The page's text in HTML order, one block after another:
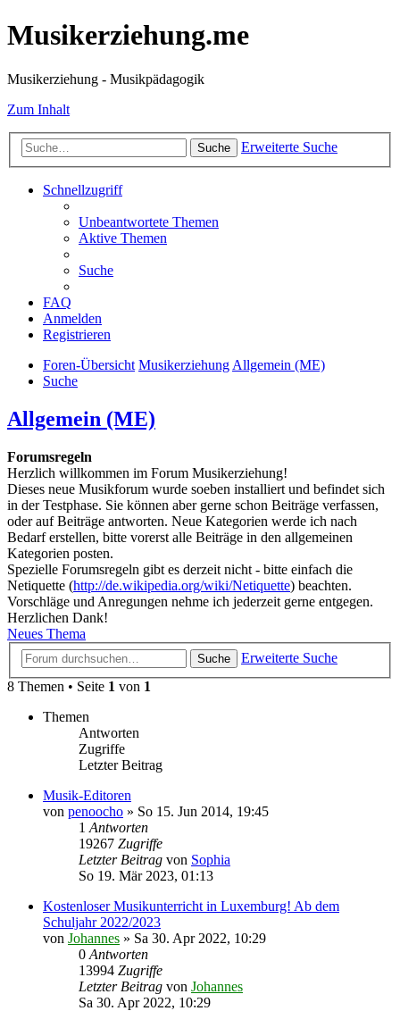
Musikerziehung.me
Musikerziehung - Musikpädagogik
Zum Inhalt
Suche Erweiterte Suche
Schnellzugriff
Unbeantwortete Themen
Aktive Themen
Suche
FAQ
Anmelden
Registrieren
Foren-Übersicht MusikerziehungAllgemein (ME)
Suche
Allgemein (ME)
Forumsregeln
Herzlich willkommen im Forum Musikerziehung!
Dieses neue Musikforum wurde soeben installiert und befindet sich
in der Testphase. Sie können aber gerne schon Beiträge verfassen,
oder auf Beiträge antworten. Neue Kategorien werde ich nach
Bedarf erstellen, bitte vorerst alle Beiträge in den allgemeinen
Kategorien posten.
Spezielle Forumsregeln gibt es derzeit nicht - bitte einfach die
Netiquette (http://de.wikipedia.org/wiki/Netiquette) beachten.
Vorschläge und Anregungen nehme ich jederzeit gerne entgegen.
Herzlichen Dank!
Neues Thema
Suche
Erweiterte Suche
8 Themen • Seite 1 von 1
Themen
Antworten
Zugriffe
Letzter Beitrag
Musik-Editoren
von penoocho » So 15. Jun 2014, 19:45
1 Antworten
19267 Zugriffe
Letzter Beitrag von Sophia
So 19. Mär 2023, 01:13
Kostenloser Musikunterricht in Luxemburg! Ab dem
Schuljahr 2022/2023
von Johannes » Sa 30. Apr 2022, 10:29
0 Antworten
13994 Zugriffe
Letzter Beitrag von Johannes
Sa 30. Apr 2022, 10:29